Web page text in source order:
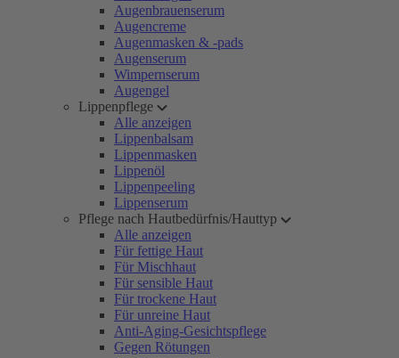
Augenbrauenserum
Augencreme
Augenmasken & -pads
Augenserum
Wimpernserum
Augengel
Lippenpflege
Alle anzeigen
Lippenbalsam
Lippenmasken
Lippenöl
Lippenpeeling
Lippenserum
Pflege nach Hautbedürfnis/Hauttyp
Alle anzeigen
Für fettige Haut
Für Mischhaut
Für sensible Haut
Für trockene Haut
Für unreine Haut
Anti-Aging-Gesichtspflege
Gegen Rötungen